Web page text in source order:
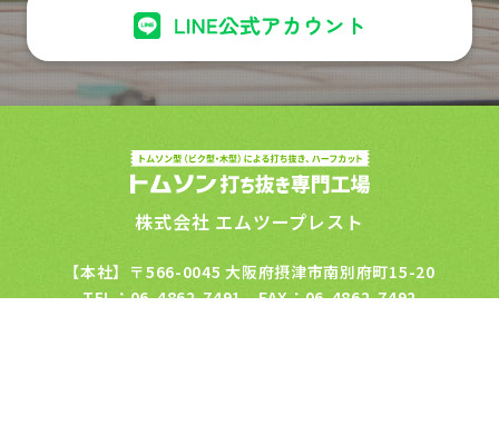
株式会社 エムツープレスト
【本社】〒566-0045 大阪府摂津市南別府町15-20
TEL：06-4862-7491 FAX：06-4862-7492